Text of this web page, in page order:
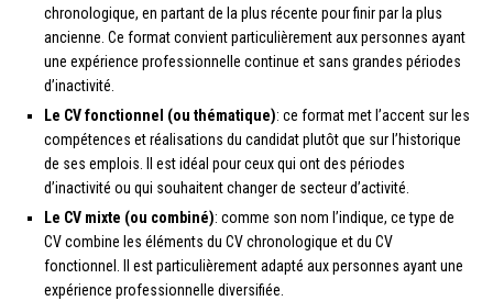
chronologique, en partant de la plus récente pour finir par la plus
ancienne. Ce format convient particulièrement aux personnes ayant
une expérience professionnelle continue et sans grandes périodes
d’inactivité.
Le CV fonctionnel (ou thématique): ce format met l’accent sur les
compétences et réalisations du candidat plutôt que sur l’historique
de ses emplois. Il est idéal pour ceux qui ont des périodes
d’inactivité ou qui souhaitent changer de secteur d’activité.
Le CV mixte (ou combiné): comme son nom l’indique, ce type de
CV combine les éléments du CV chronologique et du CV
fonctionnel. Il est particulièrement adapté aux personnes ayant une
expérience professionnelle diversifiée.